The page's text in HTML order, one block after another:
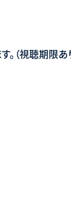
（視聴期限あ